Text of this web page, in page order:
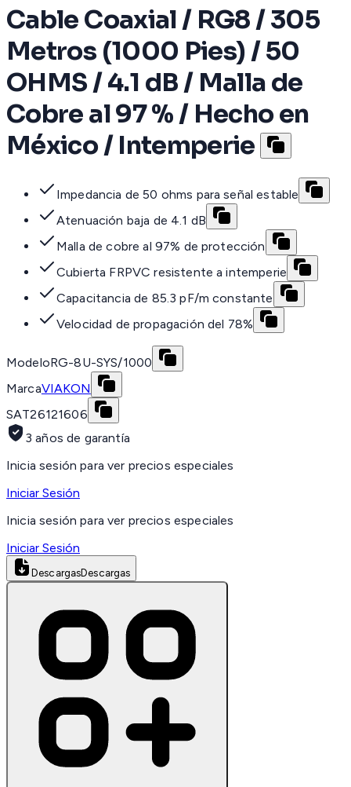
Cable Coaxial / RG8 / 305
Metros (1000 Pies) / 50
OHMS / 4.1 dB / Malla de
Cobre al 97 % / Hecho en
México / Intemperie
Impedancia de 50 ohms para señal estable
Atenuación baja de 4.1 dB
Malla de cobre al 97% de protección
Cubierta FRPVC resistente a intemperie
Capacitancia de 85.3 pF/m constante
Velocidad de propagación del 78%
ModeloRG-8U-SYS/1000
MarcaVIAKON
SAT26121606
3 años de garantía
Inicia sesión para ver precios especiales
Iniciar Sesión
Inicia sesión para ver precios especiales
Iniciar Sesión
DescargasDescargas